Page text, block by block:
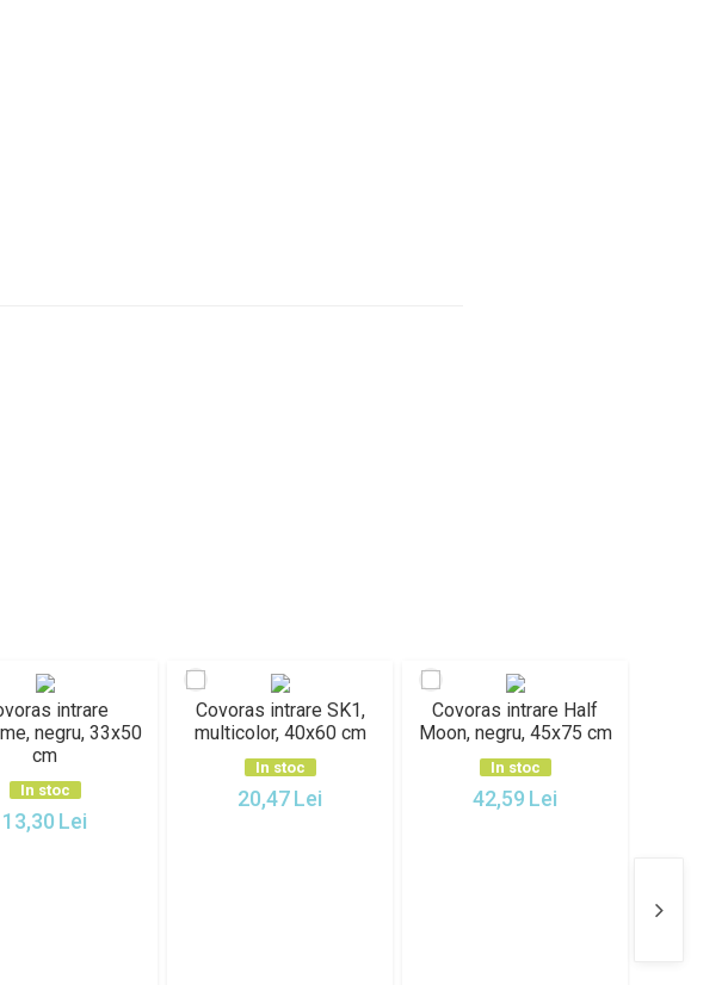
Covoras intrare SK1,
multicolor, 40x60 cm
Covoras intrare Half
Moon, negru, 45x75 cm
Covoras intrare
Fingertip, negru, 45x75